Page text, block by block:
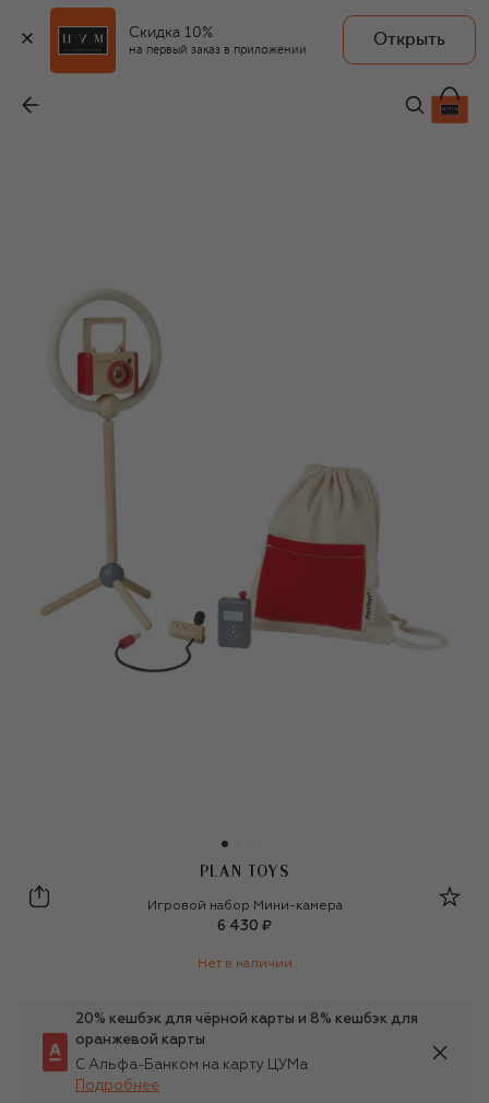
Скидка 10%
на первый заказ в приложении
Открыть
PLAN TOYS
6 430 ₽
PLAN TOYS
Plan Toys
Игровой набор Мини-камера
6 430 ₽
Нет в наличии
20% кешбэк для чёрной карты и 8% кешбэк для
оранжевой карты
С Альфа-Банком на карту ЦУМа
Подробнее